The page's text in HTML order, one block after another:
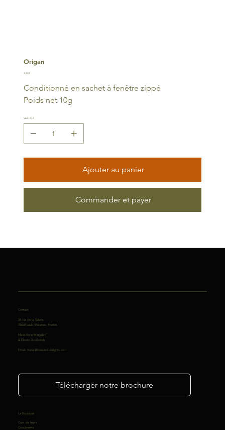
Origan
Prix
3,30 €
Conditionné en sachet à fenêtre zippé
Poids net 10g
Quantité
Ajouter au panier
Commander et payer
Contact
26 rue de la Tuilerie,
78650 Saulx-Marchais, France.
Marie-Anne Mingalon
& Elodie Goulamaly
Email:marie@beezard-delights.com
Télécharger notre brochure
La Boutique
Cuirs de fruits
Condiments